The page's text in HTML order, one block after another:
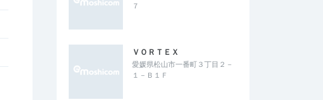
７
ＶＯＲＴＥＸ
愛媛県松山市一番町３丁目２－
１－Ｂ１Ｆ